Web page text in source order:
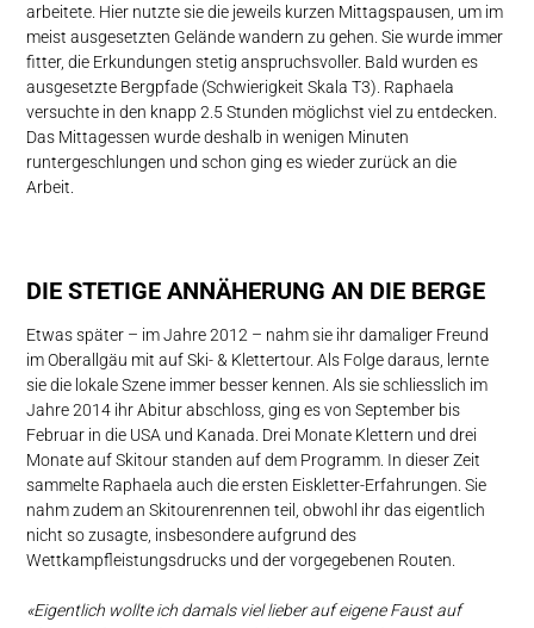
arbeitete. Hier nutzte sie die jeweils kurzen Mittagspausen, um im
meist ausgesetzten Gelände wandern zu gehen. Sie wurde immer
fitter, die Erkundungen stetig anspruchsvoller. Bald wurden es
ausgesetzte Bergpfade (Schwierigkeit Skala T3). Raphaela
versuchte in den knapp 2.5 Stunden möglichst viel zu entdecken.
Das Mittagessen wurde deshalb in wenigen Minuten
runtergeschlungen und schon ging es wieder zurück an die
Arbeit.
DIE STETIGE ANNÄHERUNG AN DIE BERGE
Etwas später – im Jahre 2012 – nahm sie ihr damaliger Freund
im Oberallgäu mit auf Ski- & Klettertour. Als Folge daraus, lernte
sie die lokale Szene immer besser kennen. Als sie schliesslich im
Jahre 2014 ihr Abitur abschloss, ging es von September bis
Februar in die USA und Kanada. Drei Monate Klettern und drei
Monate auf Skitour standen auf dem Programm. In dieser Zeit
sammelte Raphaela auch die ersten Eiskletter-Erfahrungen. Sie
nahm zudem an Skitourenrennen teil, obwohl ihr das eigentlich
nicht so zusagte, insbesondere aufgrund des
Wettkampfleistungsdrucks und der vorgegebenen Routen.
«Eigentlich wollte ich damals viel lieber auf eigene Faust auf